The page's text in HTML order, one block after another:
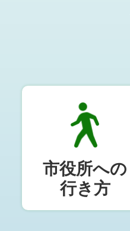
市役所への
行き方